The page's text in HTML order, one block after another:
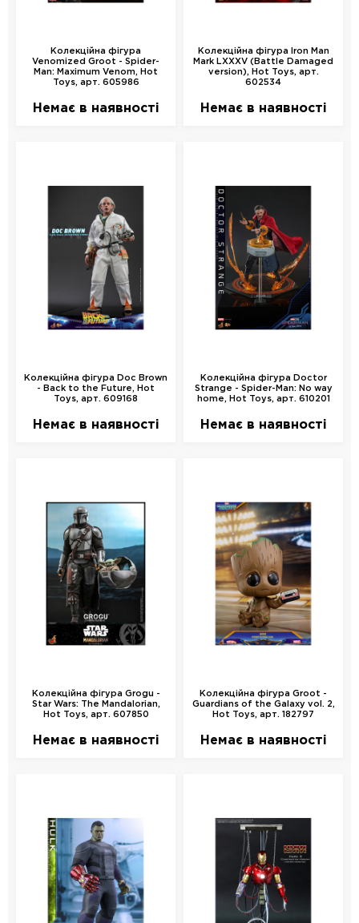
Колекційна фігура
Venomized Groot - Spider-
Man: Maximum Venom, Hot
Toys, арт. 605986
Немає в наявності
Колекційна фігура Iron Man
Mark LXXXV (Battle Damaged
version), Hot Toys, арт.
602534
Немає в наявності
Колекційна фігура Doc Brown
- Back to the Future, Hot
Toys, арт. 609168
Немає в наявності
Колекційна фігура Doctor
Strange - Spider-Man: No way
home, Hot Toys, арт. 610201
Немає в наявності
Колекційна фігура Grogu -
Star Wars: The Mandalorian,
Hot Toys, арт. 607850
Немає в наявності
Колекційна фігура Groot -
Guardians of the Galaxy vol. 2,
Hot Toys, арт. 182797
Немає в наявності